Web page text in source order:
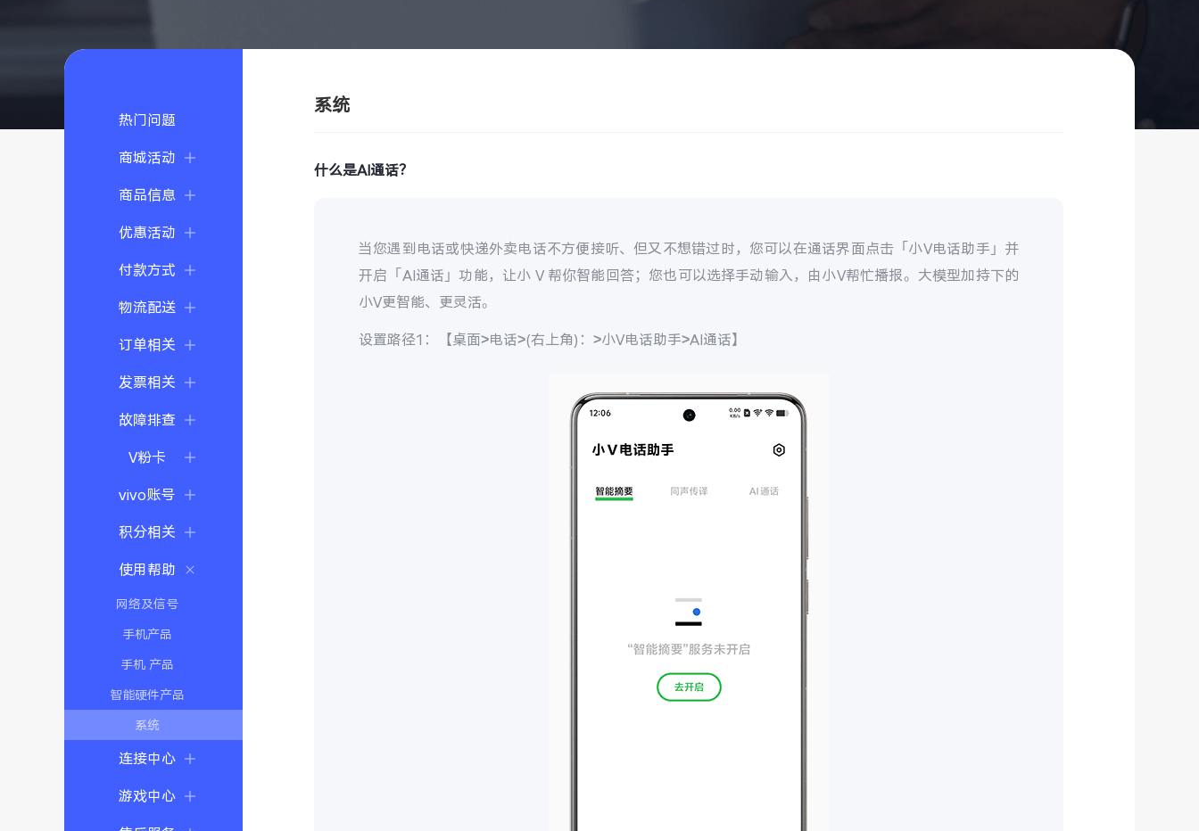
热门问题
商城活动
商品信息
优惠活动
付款方式
物流配送
订单相关
发票相关
故障排查
V粉卡
vivo账号
积分相关
使用帮助
网络及信号
手机产品
手机 产品
智能硬件产品
系统
连接中心
游戏中心
系统
什么是AI通话？
当您遇到电话或快递外卖电话不方便接听、但又不想错过时，您可以在通话界面点击「小V电话助手」并
开启「AI通话」功能，让小 V 帮你智能回答；您也可以选择手动输入，由小V帮忙播报。大模型加持下的
小V更智能、更灵活。
设置路径1：【桌面>电话>(右上角)：>小V电话助手>AI通话】